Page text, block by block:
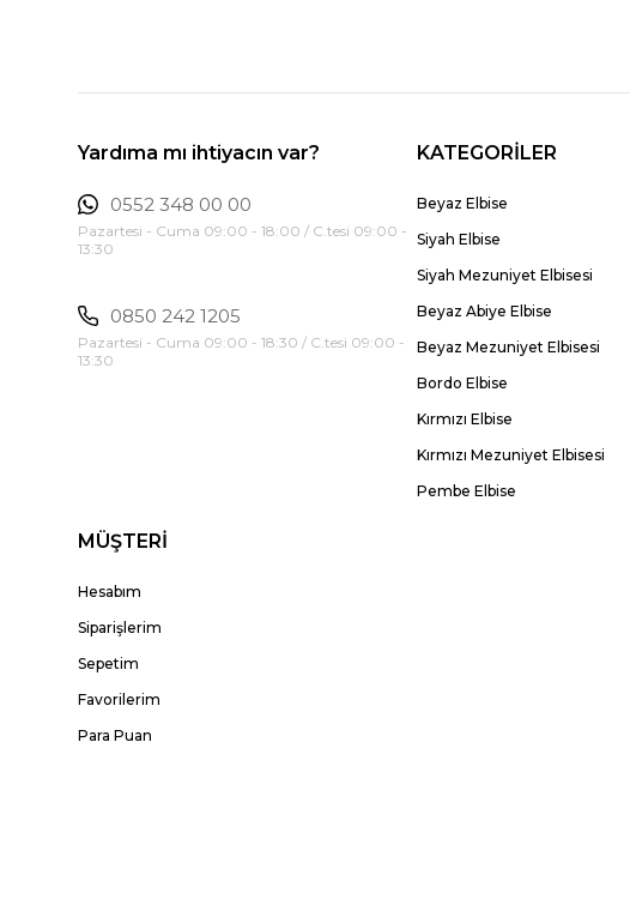
Yardıma mı ihtiyacın var?
0552 348 00 00
Pazartesi - Cuma 09:00 - 18:00 / C.tesi 09:00 -
13:30
0850 242 1205
Pazartesi - Cuma 09:00 - 18:30 / C.tesi 09:00 -
13:30
KATEGORİLER
Beyaz Elbise
Siyah Elbise
Siyah Mezuniyet Elbisesi
Beyaz Abiye Elbise
Beyaz Mezuniyet Elbisesi
Bordo Elbise
Kırmızı Elbise
Kırmızı Mezuniyet Elbisesi
Pembe Elbise
MÜŞTERİ
Hesabım
Siparişlerim
Sepetim
Favorilerim
Para Puan